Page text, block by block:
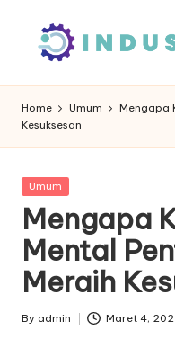
Home Umum
Mengapa
Kesuksesan
Posted
Umum
Mengapa
Mental
Meraih
Posted
By admin Maret 4,